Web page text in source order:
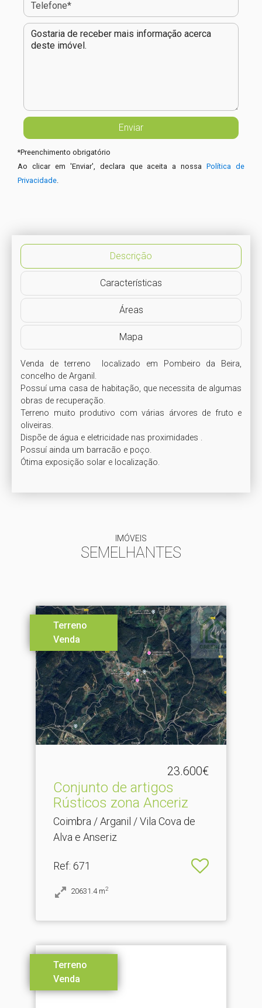
*Preenchimento obrigatório
Ao clicar em 'Enviar', declara que aceita a nossaPolítica de
Privacidade
Descrição
Características
Áreas
Mapa
Venda de terreno  localizado em Pombeiro da Beira,
concelho de Arganil.
Possuí uma casa de habitação, que necessita de algumas
obras de recuperação.
Terreno muito produtivo com várias árvores de fruto e
oliveiras.
Dispõe de água e eletricidade nas proximidades .
Possuí ainda um barracão e poço.
Ótima exposição solar e localização.
IMÓVEIS
SEMELHANTES
Terreno
Venda
23.600€
Conjunto de artigos
Rústicos zona Anceriz
Coimbra / Arganil / Vila Cova de
Alva e Anseriz
Ref: 671
20631.4 m2
Terreno
Venda